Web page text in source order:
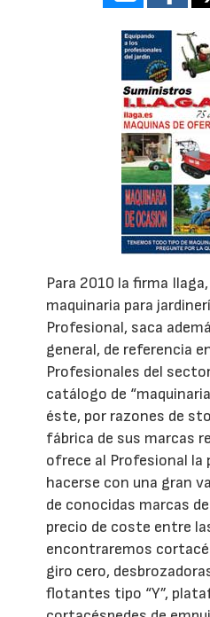
Para 2010 la firma
maquinaria para
Profesional, saca
general, de referencia
Profesionales del
catálogo de
éste, por razones de
fábrica de sus marcas
ofrece al Profesional la
hacerse con una gran
de conocidas marcas
precio de coste entre
encontraremos
giro cero,
flotantes tipo “Y”,